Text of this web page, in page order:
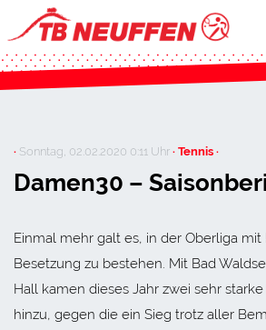
· Sonntag, 02.02.2020 0:11 Uhr· Tennis ·
Damen30 –
Einmal mehr galt es, in der Oberliga
Besetzung zu bestehen. Mit Bad
Hall kamen dieses Jahr zwei sehr
hinzu, gegen die ein Sieg trotz aller